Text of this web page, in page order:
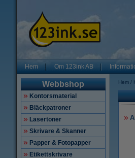
Hem Om 123ink AB
Webbshop
Kontorsmaterial
Bläckpatroner
Lasertoner
Skrivare & Skanner
Papper & Fotopapper
Etikettskrivare
Hem